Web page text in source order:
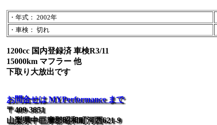
・年式： 2002年
・車検： 切れ
1200cc 国内登録済 車検R3/11
15000km マフラー 他
下取り大放出です
お問合せは MYPerformance まで
〒409-3851
山梨県中巨摩郡昭和町河西621-9